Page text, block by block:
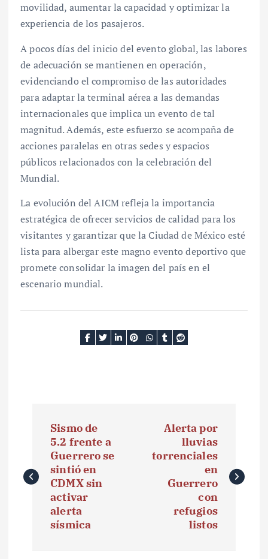
movilidad, aumentar la capacidad y optimizar la
experiencia de los pasajeros.
A pocos días del inicio del evento global, las labores
de adecuación se mantienen en operación,
evidenciando el compromiso de las autoridades
para adaptar la terminal aérea a las demandas
internacionales que implica un evento de tal
magnitud. Además, este esfuerzo se acompaña de
acciones paralelas en otras sedes y espacios
públicos relacionados con la celebración del
Mundial.
La evolución del AICM refleja la importancia
estratégica de ofrecer servicios de calidad para los
visitantes y garantizar que la Ciudad de México esté
lista para albergar este magno evento deportivo que
promete consolidar la imagen del país en el
escenario mundial.
v
e
Sismo de
5.2 frente a
Guerrero se
sintió en
CDMX sin
activar
alerta
sísmica
Alerta por
lluvias
torrenciales
en
Guerrero
con
refugios
listos